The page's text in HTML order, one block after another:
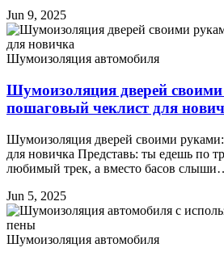
Jun 9, 2025
Шумоизоляция автомобиля
Шумоизоляция дверей
пошаговый чеклист для
Шумоизоляция дверей своими
для новичка Представь: ты едешь по
любимый трек, а вместо басов
Jun 5, 2025
Шумоизоляция автомобиля